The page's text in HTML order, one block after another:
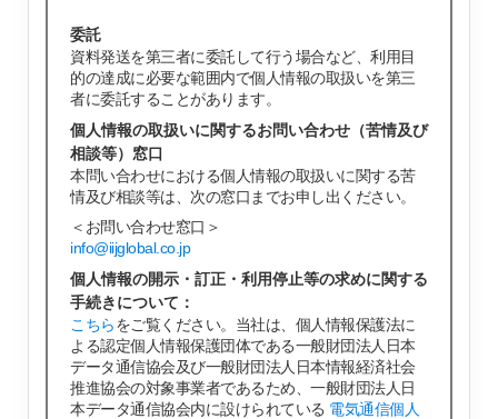
委託
資料発送を第三者に委託して行う場合など、利用目
的の達成に必要な範囲内で個人情報の取扱いを第三
者に委託することがあります。
個人情報の取扱いに関するお問い合わせ（苦情及び
相談等）窓口
本問い合わせにおける個人情報の取扱いに関する苦
情及び相談等は、次の窓口までお申し出ください。
＜お問い合わせ窓口＞
info@iijglobal.co.jp
個人情報の開示・訂正・利用停止等の求めに関する
手続きについて：
こちらをご覧ください。当社は、個人情報保護法に
よる認定個人情報保護団体である一般財団法人日本
データ通信協会及び一般財団法人日本情報経済社会
推進協会の対象事業者であるため、一般財団法人日
本データ通信協会内に設けられている 電気通信個人